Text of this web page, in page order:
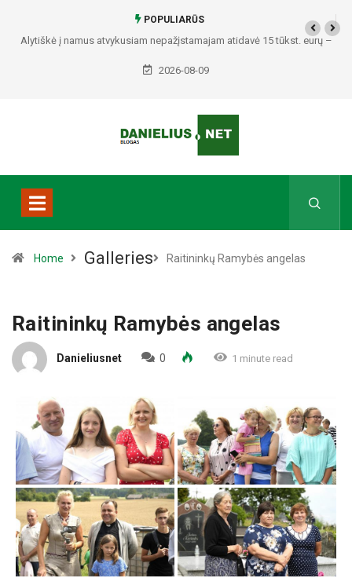
POPULIARŪS
Alytiškė į namus atvykusiam nepažįstamajam atidavė 15 tūkst. eurų –
policija pradėjo tyrimą
2026-08-09
Home Galleries Raitininkų Ramybės angelas
Raitininkų Ramybės angelas
Danieliusnet 0 1 minute read